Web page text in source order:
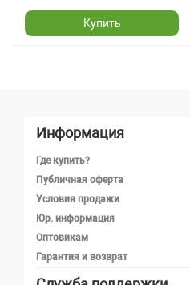
Купить
Информация
Где купить?
Публичная оферта
Условия продажи
Юр. информация
Оптовикам
Гарантия и возврат